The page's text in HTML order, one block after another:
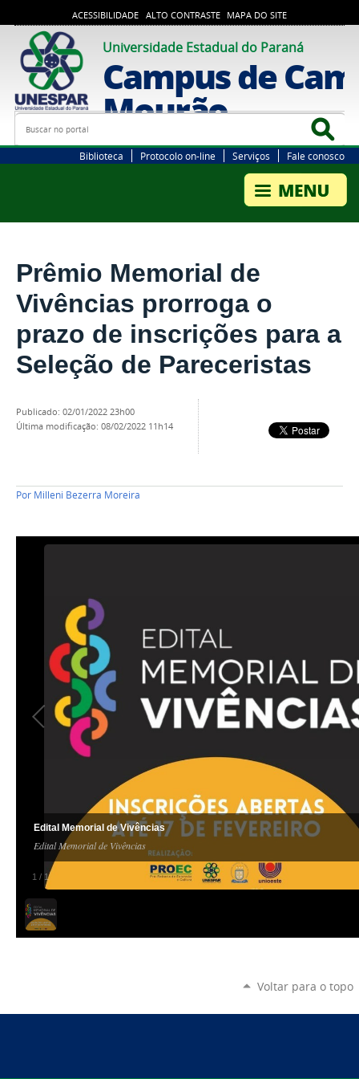
ACESSIBILIDADE ALTO CONTRASTE MAPA DO SITE
Universidade Estadual do Paraná
Campus de
Mourão
Busca
Biblioteca Protocolo on-line Serviços Fale conosco
Prêmio Memorial de
Vivências prorroga o
prazo de inscrições para a
Seleção de Pareceristas
publicado: 02/01/2022 23h00
última modificação: 08/02/2022 11h14
Por Milleni Bezerra Moreira
1 / 1
Edital Memorial de Vivências
Edital Memorial de Vivências
Voltar para o topo